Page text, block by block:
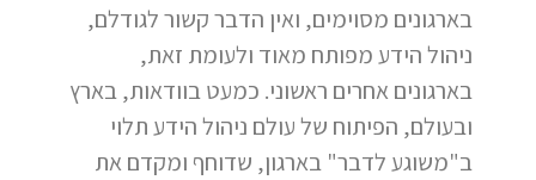
בארגונים מסוימים, ואין הדבר קשור לגודלם,
ניהול הידע מפותח מאוד ולעומת זאת,
בארגונים אחרים ראשוני. כמעט בוודאות, בארץ
ובעולם, הפיתוח של עולם ניהול הידע תלוי
ב"משוגע לדבר" בארגון, שדוחף ומקדם את